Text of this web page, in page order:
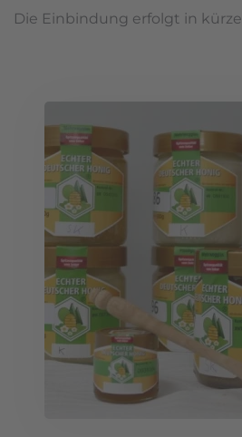
Die Einbindung erfolgt in kürze